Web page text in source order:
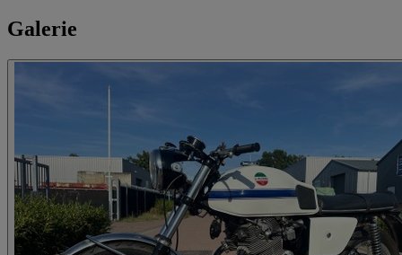
Galerie